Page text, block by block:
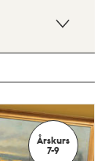
Årskurs
7-9